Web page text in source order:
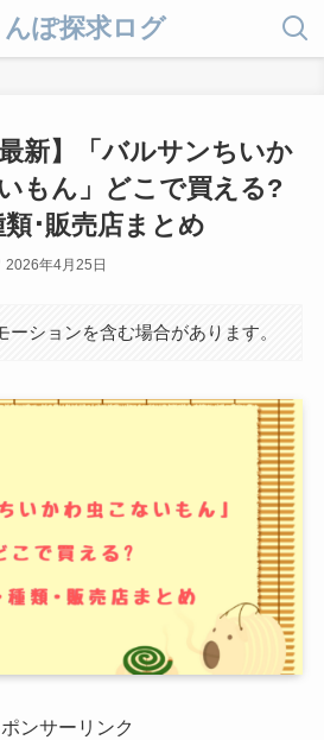
ぽ探求ログ
最新】「バルサンちいか
もん」どこで買える?
･販売店まとめ
2026年4月25日
ーションを含む場合があります。
ンサーリンク